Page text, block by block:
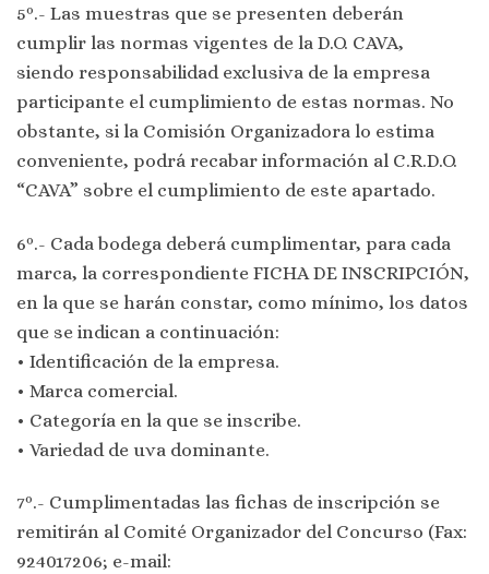
5º.- Las muestras que se presenten deberán
cumplir las normas vigentes de la D.O. CAVA,
siendo responsabilidad exclusiva de la empresa
participante el cumplimiento de estas normas. No
obstante, si la Comisión Organizadora lo estima
conveniente, podrá recabar información al C.R.D.O.
“CAVA” sobre el cumplimiento de este apartado.
6º.- Cada bodega deberá cumplimentar, para cada
marca, la correspondiente FICHA DE INSCRIPCIÓN,
en la que se harán constar, como mínimo, los datos
que se indican a continuación:
• Identificación de la empresa.
• Marca comercial.
• Categoría en la que se inscribe.
• Variedad de uva dominante.
7º.- Cumplimentadas las fichas de inscripción se
remitirán al Comité Organizador del Concurso (Fax:
924017206; e-mail: